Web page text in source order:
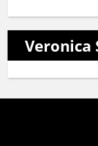
Veronica